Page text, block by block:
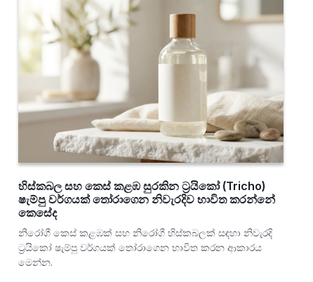
හිස්කබල සහ කෙස් කළඹ සුරකින ට්‍රයිකෝ (Tricho)
ෂැම්පු වර්ගයක් තෝරාගෙන නිවැරදිව භාවිත කරන්නේ
කෙසේද
නිරෝගී කෙස් කළඹක් සහ නිරෝගී හිස්කබලක් සඳහා නිවැරදි
ට්‍රයිකෝ ෂැම්පු වර්ගයක් තෝරාගෙන භාවිත කරන ආකාරය
මෙන්න.